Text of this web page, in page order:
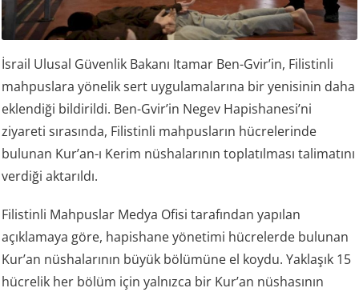
İsrail Ulusal Güvenlik Bakanı Itamar Ben-Gvir’in, Filistinli
mahpuslara yönelik sert uygulamalarına bir yenisinin daha
eklendiği bildirildi. Ben-Gvir’in Negev Hapishanesi’ni
ziyareti sırasında, Filistinli mahpusların hücrelerinde
bulunan Kur’an-ı Kerim nüshalarının toplatılması talimatını
verdiği aktarıldı.
Filistinli Mahpuslar Medya Ofisi tarafından yapılan
açıklamaya göre, hapishane yönetimi hücrelerde bulunan
Kur’an nüshalarının büyük bölümüne el koydu. Yaklaşık 15
hücrelik her bölüm için yalnızca bir Kur’an nüshasının